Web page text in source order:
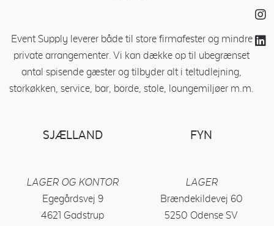
Event Supply leverer både til store firmafester og mindre
private arrangementer. Vi kan dække op til ubegrænset
antal spisende gæster og tilbyder alt i teltudlejning,
storkøkken, service, bar, borde, stole, loungemiljøer m.m.
SJÆLLAND
LAGER OG KONTOR
Egegårdsvej 9
4621 Gadstrup
FYN
LAGER
Brændekildevej 60
5250 Odense SV